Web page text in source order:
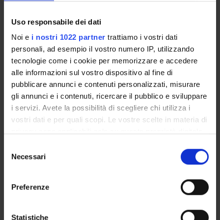
Uso responsabile dei dati
Noi e i nostri 1022 partner trattiamo i vostri dati
personali, ad esempio il vostro numero IP, utilizzando
tecnologie come i cookie per memorizzare e accedere
alle informazioni sul vostro dispositivo al fine di
pubblicare annunci e contenuti personalizzati, misurare
gli annunci e i contenuti, ricercare il pubblico e sviluppare
i servizi. Avete la possibilità di scegliere chi utilizza i
vostri dati e per quali scopi. Le vostre scelte in materia di
modificare o revocare il proprio consenso in qualsiasi
momento dalla Dichiarazione sui cookie o facendo clic
raccogliere informazioni sulla tua posizione
delNecessari
Preferenze
Statistiche
ORGANISATION
GOVERNANCE
COMMITTEES
DEPARTMENT ADMINISTRATION OFFICES
STUDENT ADMINISTRATION OFFICES
CENTRES
LABORATORIES